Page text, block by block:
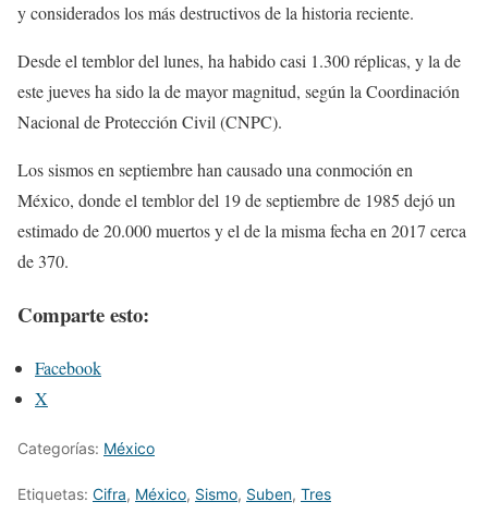
y considerados los más destructivos de la historia reciente.
Desde el temblor del lunes, ha habido casi 1.300 réplicas, y la de
este jueves ha sido la de mayor magnitud, según la Coordinación
Nacional de Protección Civil (CNPC).
Los sismos en septiembre han causado una conmoción en
México, donde el temblor del 19 de septiembre de 1985 dejó un
estimado de 20.000 muertos y el de la misma fecha en 2017 cerca
de 370.
Comparte esto:
Facebook
X
Categorías: México
Etiquetas: Cifra, México, Sismo, Suben, Tres